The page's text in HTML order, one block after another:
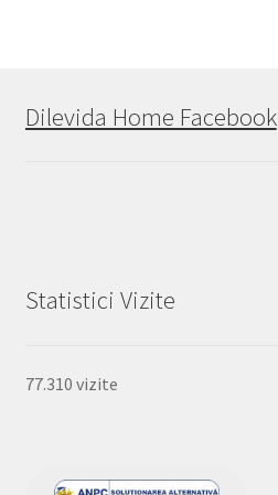
Dilevida Home Facebook
Statistici Vizite
77.310 vizite